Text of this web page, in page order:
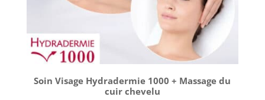
Soin Visage Hydradermie 1000 + Massage du
cuir chevelu